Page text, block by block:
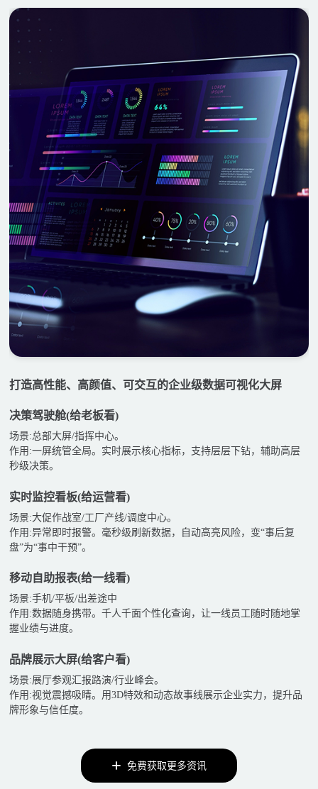
打造高性能、高颜值、可交互的企业级数据可视化大屏
决策驾驶舱(给老板看)
场景:总部大屏/指挥中心。
作用:一屏统管全局。实时展示核心指标，支持层层下钻，辅助高层
秒级决策。
实时监控看板(给运营看)
场景:大促作战室/工厂产线/调度中心。
作用:异常即时报警。毫秒级刷新数据，自动高亮风险，变“事后复
盘”为“事中干预”。
移动自助报表(给一线看)
场景:手机/平板/出差途中
作用:数据随身携带。千人千面个性化查询，让一线员工随时随地掌
握业绩与进度。
品牌展示大屏(给客户看)
场景:展厅参观汇报路演/行业峰会。
作用:视觉震撼吸睛。用3D特效和动态故事线展示企业实力，提升品
牌形象与信任度。
免费获取更多资讯